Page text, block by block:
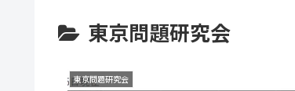
東京問題研究会
東京問題研究会